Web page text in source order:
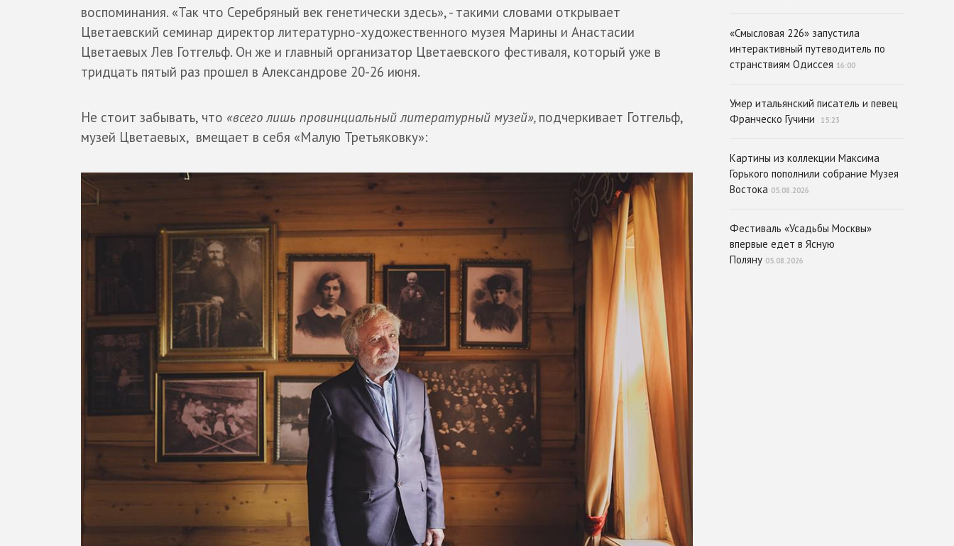
воспоминания. «Так что Серебряный век генетически здесь», - такими словами открывает
Цветаевский семинар директор литературно-художественного музея Марины и Анастасии
Цветаевых Лев Готгельф. Он же и главный организатор Цветаевского фестиваля, который уже в
тридцать пятый раз прошел в Александрове 20-26 июня.
Не стоит забывать, что «всего лишь провинциальный литературный музей», подчеркивает Готгельф,
музей Цветаевых, вмещает в себя «Малую Третьяковку»:
«Смысловая 226» запустила
интерактивный путеводитель по
странствиям Одиссея 16:00
Умер итальянский писатель и певец
Франческо Гучини
15:23
Картины из коллекции Максима
Горького пополнили собрание Музея
Востока 05.08.2026
Фестиваль «Усадьбы Москвы»
впервые едет в Ясную
Поляну 05.08.2026